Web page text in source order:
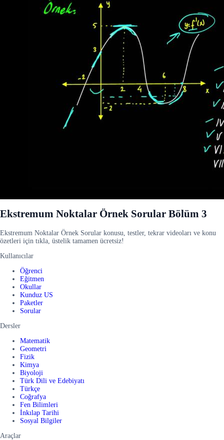
Ekstremum Noktalar Örnek Sorular Bölüm 3
Ekstremum Noktalar Örnek Sorular konusu, testler, tekrar videoları ve konu
özetleri için tıkla, üstelik tamamen ücretsiz!
Kullanıcılar
Öğrenci
Eğitmen
Okullar
Kunduz US
Paketler
Sorular
Dersler
Matematik
Geometri
Fizik
Kimya
Biyoloji
Türk Dili ve Edebiyatı
Türkçe
Coğrafya
Fen Bilimleri
İnkılap Tarihi
Sosyal Bilgiler
Araçlar